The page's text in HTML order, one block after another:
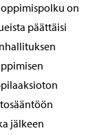
on
päättäisi
jälkeen